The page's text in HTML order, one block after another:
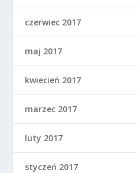
czerwiec 2017
maj 2017
kwiecień 2017
marzec 2017
luty 2017
styczeń 2017